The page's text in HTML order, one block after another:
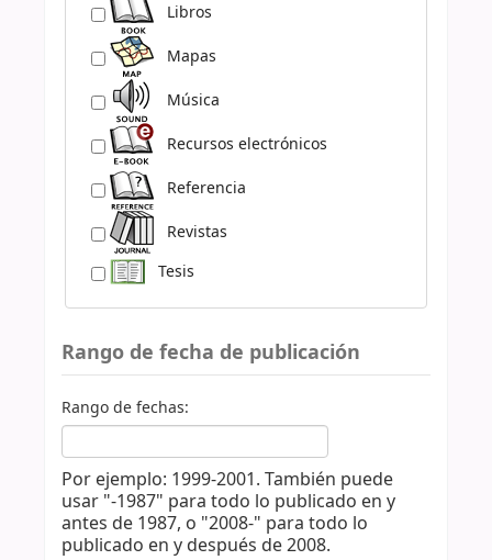
Libros
Mapas
Música
Recursos electrónicos
Referencia
Revistas
Tesis
Rango de fecha de publicación
Rango de fechas:
Por ejemplo: 1999-2001. También puede
usar "-1987" para todo lo publicado en y
antes de 1987, o "2008-" para todo lo
publicado en y después de 2008.